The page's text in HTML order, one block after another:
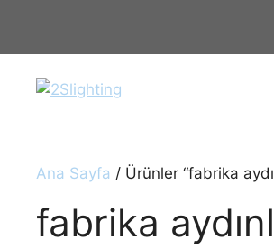
Ana Sayfa / Ürünler “fabrika
fabrika